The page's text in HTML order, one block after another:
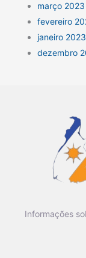
março 2023
fevereiro
janeiro 2023
dezembro
Informações